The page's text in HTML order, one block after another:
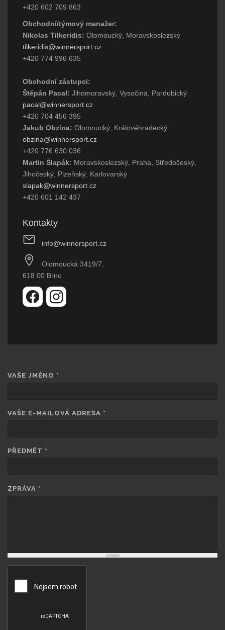
+420 602 709 863
Obchodní/týmový manažer:
Nikolas Tilkeridis: Olomoucký, Moravskoslezský
tilkeridis@winnersport.cz
+420 774 996 635
Obchodní zástupci:
Štěpán Pacal: Jihomoravský, Vysočina, Pardubický
pacal@winnersport.cz
+420 704 456 395
Jakub Obzina: Olomoucký, Královéhradecký
obzina@winnersport.cz
+420 776 630 036
Martin Šlapák: Moravskoslezský, Praha, Středočeský,
Jihočeský, Plzeňský, Karlovarský
slapak@winnersport.cz
+420 601 142 437
Kontakty
info@winnersport.cz
Olomoucká 3419/7,
618 00 Brno
VAŠE JMÉNO *
VAŠE E-MAILOVÁ ADRESA *
PŘEDMĚT *
ZPRÁVA *